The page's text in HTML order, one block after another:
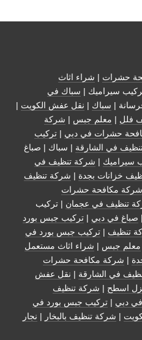
حشرات | شراء اثاث
سيراميك | سباك في
| سباك | نقل عفش الكويت |
فلل | معلم جبس | شركة
حشرات في دبي | تركيب
في الشارقة | سباك | صباغ
سيراميك | شركة تنظيف في
خزانات بجدة | شركة تنظيف
شركة مكافحة حشرات
تنظيف في عجمان | تركيب
| صباغ في دبي | تركيب جبس بورد
تنظيف | تركيب جبس بورد في
معلم جبس | شراء اثاث مستعمل
| شركة مكافحة حشرات
في الشارقة | نقل عفش
اسطح | شركة تنظيف
دبي | تركيب جبس بورد في
| شركة تنظيف بالبخار | نجار